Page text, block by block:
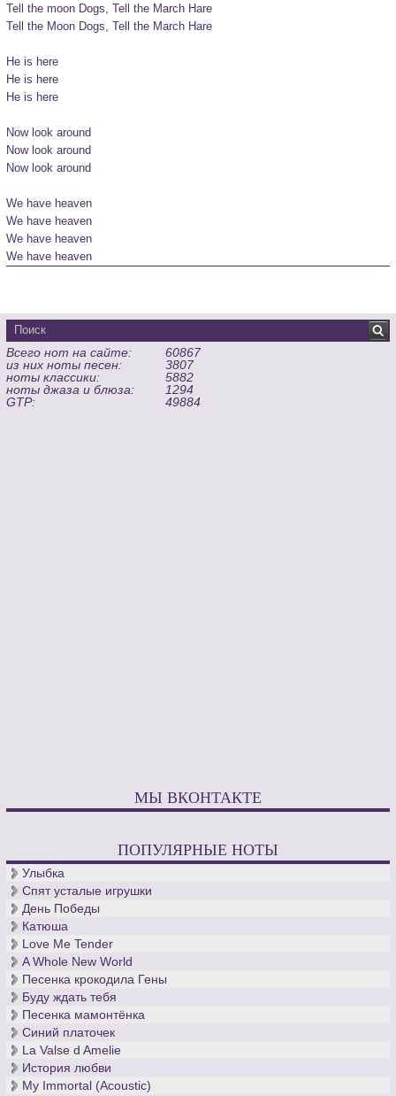
Tell the moon Dogs, Tell the March Hare
Tell the Moon Dogs, Tell the March Hare
He is here
He is here
He is here
Now look around
Now look around
Now look around
We have heaven
We have heaven
We have heaven
We have heaven
Всего нот на сайте:
60867
из них ноты песен:
3807
ноты классики:
5882
ноты джаза и блюза:
1294
GTP:
49884
МЫ ВКОНТАКТЕ
ПОПУЛЯРНЫЕ НОТЫ
Улыбка
Спят усталые игрушки
День Победы
Катюша
Love Me Tender
A Whole New World
Песенка крокодила Гены
Буду ждать тебя
Песенка мамонтёнка
Синий платочек
La Valse d Amelie
История любви
My Immortal (Acoustic)